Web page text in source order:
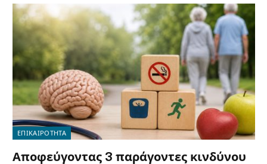
ΕΠΙΚΑΙΡΟΤΗΤΑ
Αποφεύγοντας 3 παράγοντες κινδύνου